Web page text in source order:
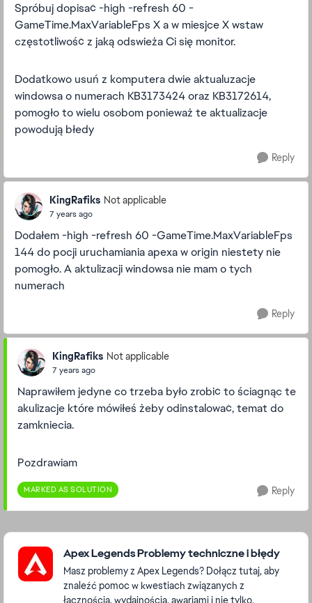
Spróbuj dopisać -high -refresh 60 -
GameTime.MaxVariableFps X a w miesjce X wstaw
częstotliwość z jaką odswieża Ci się monitor.
Dodatkowo usuń z komputera dwie aktualuzacje
windowsa o numerach KB3173424 oraz KB3172614,
pomogło to wielu osobom ponieważ te aktualizacje
powodują błedy
Reply
KingRafiks Not applicable
7 years ago
Dodałem -high -refresh 60 -GameTime.MaxVariableFps
144 do pocji uruchamiania apexa w origin niestety nie
pomogło. A aktulizacji windowsa nie mam o tych
numerach
Reply
KingRafiks Not applicable
7 years ago
Naprawiłem jedyne co trzeba było zrobić to ściagnąc te
akulizacje które mówiłeś żeby odinstalować, temat do
zamkniecia.
Pozdrawiam
MARKED AS SOLUTION Reply
Featured Places
Apex Legends Problemy techniczne i błędy
Masz problemy z Apex Legends? Dołącz tutaj, aby
znaleźć pomoc w kwestiach związanych z
łącznością, wydajnością, awariami i nie tylko.